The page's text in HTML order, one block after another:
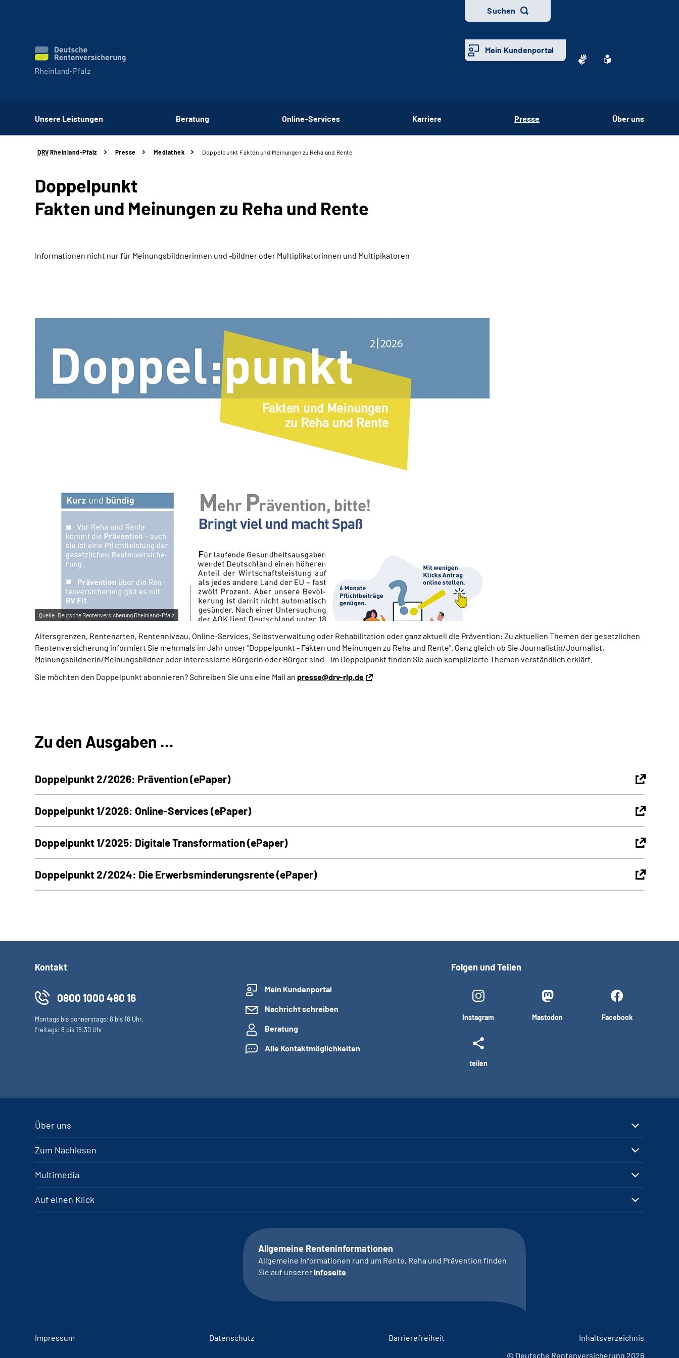
Suchen
Mein Kundenportal
Unsere Leistungen Beratung Online-Services Karriere Presse Über uns
DRV Rheinland-Pfalz Presse Mediathek Doppelpunkt­ Fakten und Meinungen zu Reha und Rente
Doppelpunkt­
Fakten und Meinungen zu Reha und Rente
Informationen nicht nur für Meinungsbildnerinnen und -bildner oder Multiplikatorinnen und Multipikatoren
Quelle: Deutsche Rentenversicherung Rheinland-Pfalz
Altersgrenzen, Rentenarten, Rentenniveau, Online-Services, Selbstverwaltung oder Rehabilitation oder ganz aktuell die Prävention: Zu aktuellen Themen der gesetzlichen
Rentenversicherung informiert Sie mehrmals im Jahr unser "Doppelpunkt - Fakten und Meinungen zu Reha und Rente". Ganz gleich ob Sie Journalistin/Journalist,
Meinungsbildnerin/Meinungsbildner oder interessierte Bürgerin oder Bürger sind - im Doppelpunkt finden Sie auch komplizierte Themen verständlich erklärt.
Sie möchten den Doppelpunkt abonnieren? Schreiben Sie uns eine Mail an presse@drv-rlp.de
Zu den Ausgaben ...
Doppelpunkt 2/2026: Prävention (ePaper)
Doppelpunkt 1/2026: Online-Services (ePaper)
Doppelpunkt 1/2025: Digitale Transformation (ePaper)
Doppelpunkt 2/2024: Die Erwerbsminderungsrente (ePaper)
Kontakt
0800 1000 480 16
Montags bis donnerstags: 8 bis 18 Uhr,
freitags: 8 bis 15:30 Uhr
Mein Kundenportal
Nachricht schreiben
Beratung
Alle Kontaktmöglichkeiten
Folgen und Teilen
Instagram Mastodon Facebook
teilen
Über uns
Zum Nachlesen
Multimedia
Auf einen Klick
Allgemeine Renteninformationen
Allgemeine Informationen rund um Rente, Reha und Prävention finden
Sie auf unserer Infoseite
Impressum Datenschutz Barrierefreiheit
Inhaltsverzeichnis
© Deutsche Rentenversicherung 2026